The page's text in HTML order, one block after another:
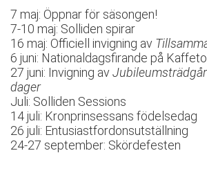
7 maj: Öppnar för säsongen!
7-10 maj: Solliden spirar
16 maj: Officiell invigning av
6 juni: Nationaldagsfirande på
27 juni: Invigning av
dager
Juli: Solliden Sessions
14 juli: Kronprinsessans födelsedag
26 juli: Entusiastfordonsutställning
24-27 september: Skördefesten